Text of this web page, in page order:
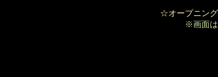
☆オープニン
※画面